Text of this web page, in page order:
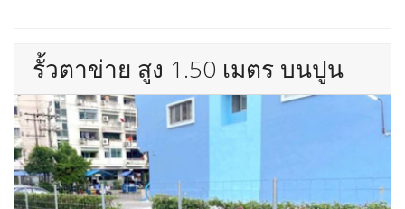
รั้วตาข่าย สูง 1.50 เมตร บนปูน